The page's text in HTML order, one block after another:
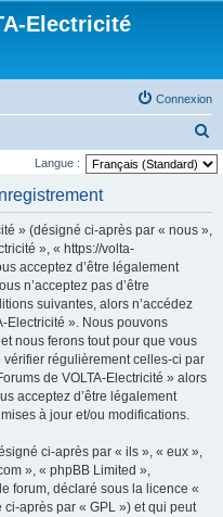
Electricité
Connexion
e
e
Langue :
» (désigné ci-après par « nous »,
», « https://volta-
acceptez d’être légalement
n’acceptez pas d’être
suivantes, alors n’accédez
Electricité ». Nous pouvons
nous ferons tout pour que vous
vérifier régulièrement celles-ci par
de VOLTA-Electricité » alors
acceptez d’être légalement
à jour et/ou modifications.
ci-après par « ils », « eux »,
», « phpBB Limited »,
forum, déclaré sous la licence «
ci-après par « GPL ») et qui peut